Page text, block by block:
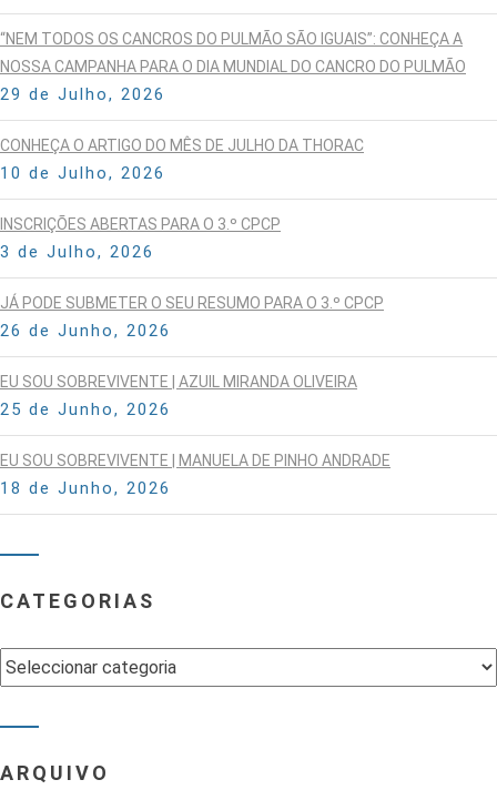
“NEM TODOS OS CANCROS DO PULMÃO SÃO IGUAIS”: CONHEÇA A
NOSSA CAMPANHA PARA O DIA MUNDIAL DO CANCRO DO PULMÃO
29 de Julho, 2026
CONHEÇA O ARTIGO DO MÊS DE JULHO DA THORAC
10 de Julho, 2026
INSCRIÇÕES ABERTAS PARA O 3.º CPCP
3 de Julho, 2026
JÁ PODE SUBMETER O SEU RESUMO PARA O 3.º CPCP
26 de Junho, 2026
EU SOU SOBREVIVENTE | AZUIL MIRANDA OLIVEIRA
25 de Junho, 2026
EU SOU SOBREVIVENTE | MANUELA DE PINHO ANDRADE
18 de Junho, 2026
CATEGORIAS
Categorias
ARQUIVO